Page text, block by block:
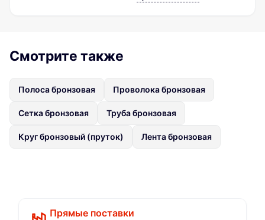
Смотрите также
Полоса бронзовая Проволока бронзовая
Сетка бронзовая Труба бронзовая
Круг бронзовый (пруток) Лента бронзовая
Прямые поставки